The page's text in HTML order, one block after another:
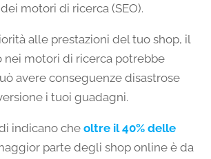
motori di ricerca (SEO).
alle prestazioni del tuo shop, il
nei motori di ricerca potrebbe
avere conseguenze disastrose
i tuoi guadagni.
indicano cheoltre il 40% delle
parte degli shop online è da